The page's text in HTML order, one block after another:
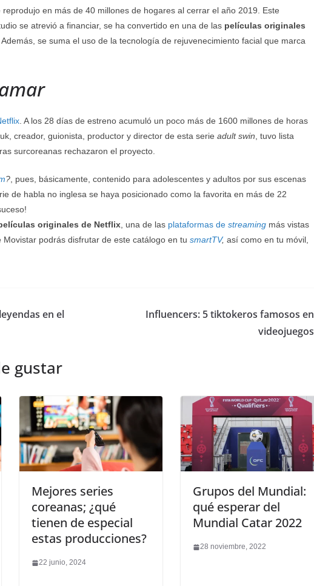
en más de 40 millones de hogares al cerrar el año 2019. Este
se atrevió a financiar, se ha convertido en una de las películas originales
se suma el uso de la tecnología de rejuvenecimiento facial que marca
. A los 28 días de estreno acumuló un poco más de 1600 millones de horas
creador, guionista, productor y director de esta serie adult swin , tuvo lista
surcoreanas rechazaron el proyecto.
? , pues, básicamente, contenido para adolescentes y adultos por sus escenas
de habla no inglesa se haya posicionado como la favorita en más de 22
originales de Netflix , una de las plataformas de streaming más vistas
podrás disfrutar de este catálogo en tu smartTV, así como en tu móvil,
en el
Influencers: 5 tiktokeros famosos en
videojuegos
gustar
Mejores series
coreanas; ¿qué
tienen de especial
estas producciones?
22 junio, 2024
Grupos del Mundial:
qué esperar del
Mundial Catar 2022
28 noviembre, 2022